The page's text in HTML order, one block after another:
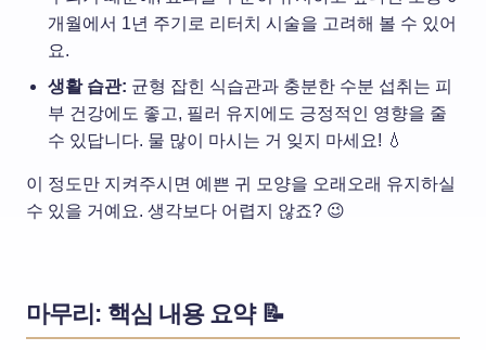
개월에서 1년 주기로 리터치 시술을 고려해 볼 수 있어
요.
생활 습관: 균형 잡힌 식습관과 충분한 수분 섭취는 피
부 건강에도 좋고, 필러 유지에도 긍정적인 영향을 줄
수 있답니다. 물 많이 마시는 거 잊지 마세요! 💧
이 정도만 지켜주시면 예쁜 귀 모양을 오래오래 유지하실
수 있을 거예요. 생각보다 어렵지 않죠? 😉
마무리: 핵심 내용 요약 📝